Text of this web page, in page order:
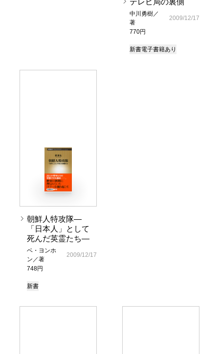
テレビ局の裏側
中川勇樹／
著
770円
2009/12/17
新書電子書籍あり
朝鮮人特攻隊―
「日本人」として
死んだ英霊たち―
ベ・ヨンホ
ン／著
748円
2009/12/17
新書